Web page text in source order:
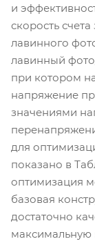
и
скорость
лавинного
лавинный
при котором
напряжение
значениями
для
показано в
оптимизация
базовая
достаточно
максимальную